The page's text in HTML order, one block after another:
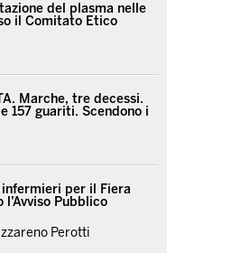
del plasma nelle
il Comitato Etico
Marche, tre decessi.
157 guariti. Scendono i
per il Fiera
Pubblico
Perotti